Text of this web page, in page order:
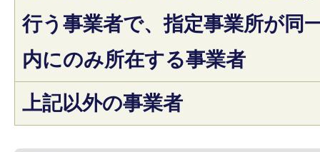
行う事業者で、指定事業所が同
内にのみ所在する事業者
上記以外の事業者